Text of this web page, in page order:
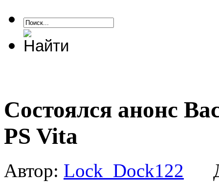
Состоялся анонс
PS Vita
Автор: Lock_Dock122